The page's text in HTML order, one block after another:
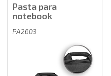
Pasta para
notebook
PA2603